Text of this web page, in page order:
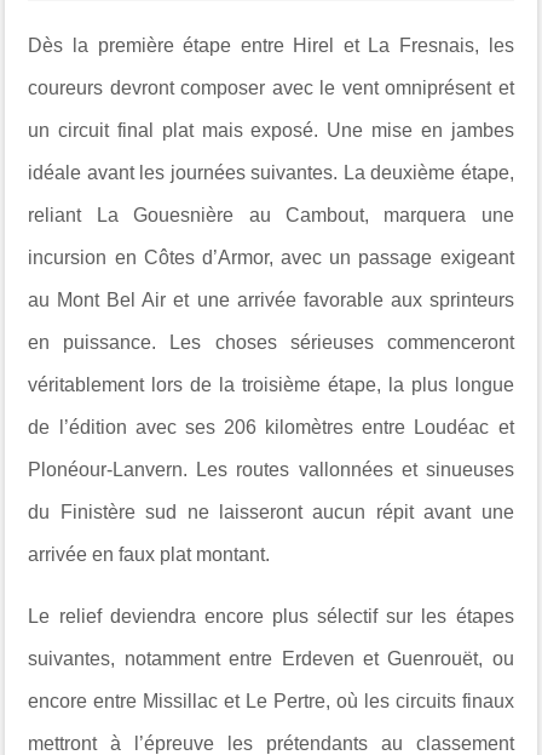
Dès la première étape entre Hirel et La Fresnais, les
coureurs devront composer avec le vent omniprésent et
un circuit final plat mais exposé. Une mise en jambes
idéale avant les journées suivantes. La deuxième étape,
reliant La Gouesnière au Cambout, marquera une
incursion en Côtes d’Armor, avec un passage exigeant
au Mont Bel Air et une arrivée favorable aux sprinteurs
en puissance. Les choses sérieuses commenceront
véritablement lors de la troisième étape, la plus longue
de l’édition avec ses 206 kilomètres entre Loudéac et
Plonéour-Lanvern. Les routes vallonnées et sinueuses
du Finistère sud ne laisseront aucun répit avant une
arrivée en faux plat montant.
Le relief deviendra encore plus sélectif sur les étapes
suivantes, notamment entre Erdeven et Guenrouët, ou
encore entre Missillac et Le Pertre, où les circuits finaux
mettront à l’épreuve les prétendants au classement